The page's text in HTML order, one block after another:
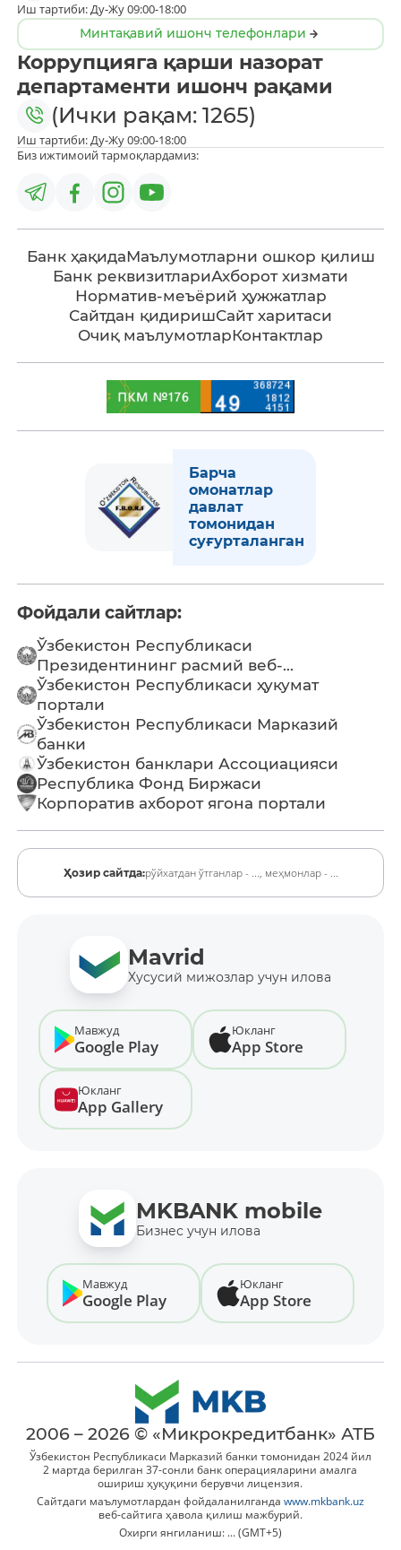
Иш тартиби: Ду-Жу 09:00-18:00
Минтақавий ишонч телефонлари
Коррупцияга қарши назорат
департаменти ишонч рақами
(Ички рақам: 1265)
Иш тартиби: Ду-Жу 09:00-18:00
Биз ижтимоий тармоқлардамиз:
Банк ҳақидаМаълумотларни ошкор қилиш
Банк реквизитлариАхборот хизмати
Норматив-меъёрий ҳужжатлар
Сайтдан қидиришСайт харитаси
Очиқ маълумотларКонтактлар
Барча
омонатлар
давлат
томонидан
суғурталанган
Фойдали сайтлар:
Ўзбекистон Республикаси
Президентининг расмий веб-...
Ўзбекистон Республикаси ҳукумат
портали
Ўзбекистон Республикаси Марказий
банки
Ўзбекистон банклари Ассоциацияси
Республика Фонд Биржаси
Корпоратив ахборот ягона портали
Ҳозир сайтда:рўйхатдан ўтганлар - ..., меҳмонлар - ...
Mavrid
Хусусий мижозлар учун илова
Мавжуд
Google Play
Юкланг
App Store
Юкланг
App Gallery
MKBANK mobile
Бизнес учун илова
Мавжуд
Google Play
Юкланг
App Store
2006 – 2026 © «Микрокредитбанк» АТБ
Ўзбекистон Республикаси Марказий банки томонидан 2024 йил
2 мартда берилган 37-сонли банк операцияларини амалга
ошириш ҳуқуқини берувчи лицензия.
Сайтдаги маълумотлардан фойдаланилганда www.mkbank.uz
веб-сайтига ҳавола қилиш мажбурий.
Охирги янгиланиш: ... (GMT+5)